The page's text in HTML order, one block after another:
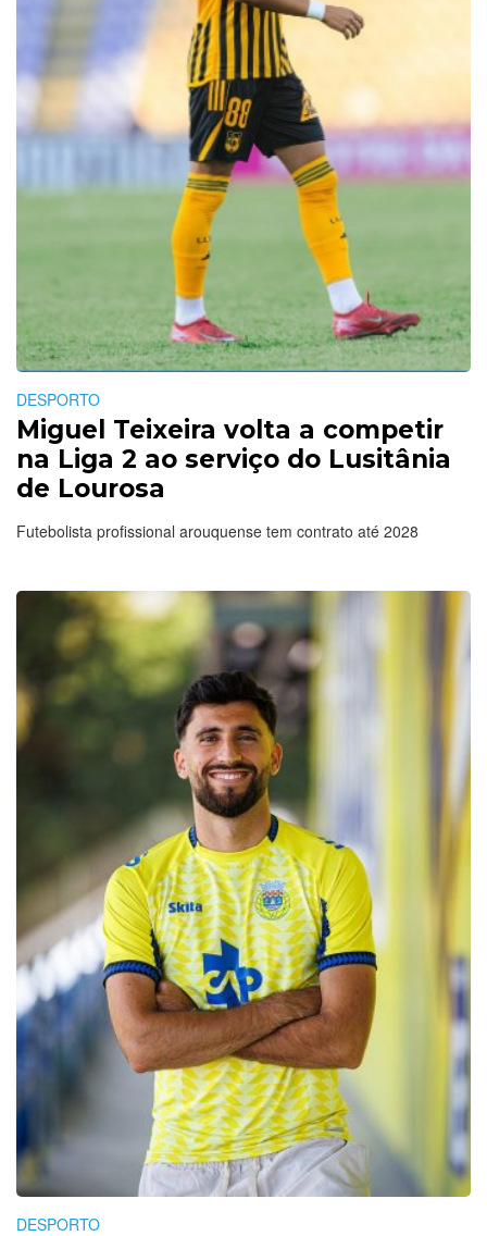
DESPORTO
Miguel Teixeira volta a competir
na Liga 2 ao serviço do Lusitânia
de Lourosa
Futebolista profissional arouquense tem contrato até 2028
DESPORTO